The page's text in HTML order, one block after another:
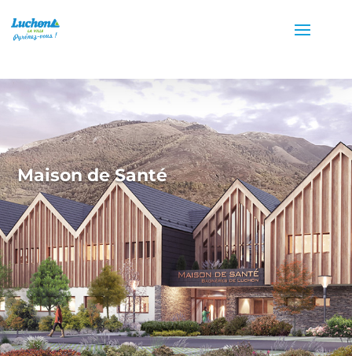
Maison de Santé